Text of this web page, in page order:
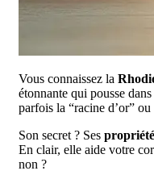
Vous connaissez la
étonnante qui pousse
parfois la “racine d’or”
Son secret ? Ses
En clair, elle aide votre
non ?